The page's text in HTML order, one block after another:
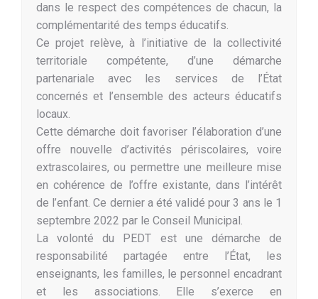
dans le respect des compétences de chacun, la
complémentarité des temps éducatifs.
Ce projet relève, à l’initiative de la collectivité
territoriale compétente, d’une démarche
partenariale avec les services de l’État
concernés et l’ensemble des acteurs éducatifs
locaux.
Cette démarche doit favoriser l’élaboration d’une
offre nouvelle d’activités périscolaires, voire
extrascolaires, ou permettre une meilleure mise
en cohérence de l’offre existante, dans l’intérêt
de l’enfant. Ce dernier a été validé pour 3 ans le 1
septembre 2022 par le Conseil Municipal.
La volonté du PEDT est une démarche de
responsabilité partagée entre l’État, les
enseignants, les familles, le personnel encadrant
et les associations. Elle s’exerce en